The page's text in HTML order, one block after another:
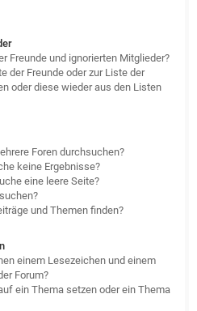
Freunde und ignorierten Mitglieder?
der Freunde oder zur Liste der
oder diese wieder aus den Listen
Foren durchsuchen?
keine Ergebnisse?
eine leere Seite?
und Themen finden?
einem Lesezeichen und einem
Forum?
ein Thema setzen oder ein Thema